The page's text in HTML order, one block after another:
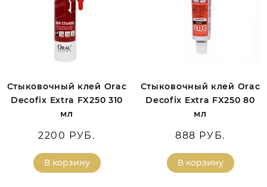
Стыковочный клей Orac
Decofix Extra FX250 310
мл
2200 РУБ.
В корзину
Стыковочный клей Orac
Decofix Extra FX250 80
мл
888 РУБ.
В корзину